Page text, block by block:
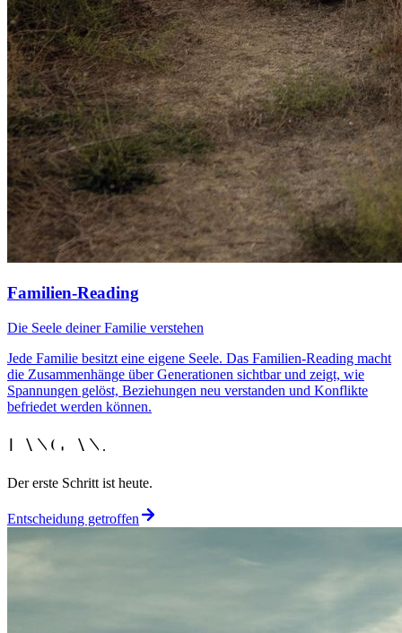
Familien-Reading
Die Seele deiner Familie verstehen
Jede Familie besitzt eine eigene Seele. Das Familien-Reading macht
die Zusammenhänge über Generationen sichtbar und zeigt, wie
Spannungen gelöst, Beziehungen neu verstanden und Konflikte
befriedet werden können.
FANG AN.
Der erste Schritt ist heute.
Entscheidung getroffen